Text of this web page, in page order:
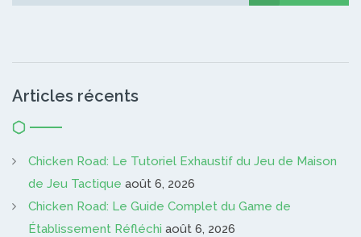
Articles récents
Chicken Road: Le Tutoriel Exhaustif du Jeu de Maison
de Jeu Tactique août 6, 2026
Chicken Road: Le Guide Complet du Game de
Établissement Réfléchi août 6, 2026